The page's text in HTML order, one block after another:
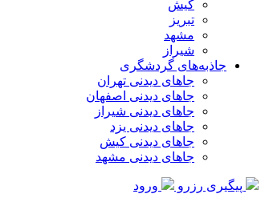
کیش
تبریز
مشهد
شیراز
جاذبه‌های گردشگری
جاهای دیدنی تهران
جاهای دیدنی اصفهان
جاهای دیدنی شیراز
جاهای دیدنی یزد
جاهای دیدنی کیش
جاهای دیدنی مشهد
پیگیری رزرو ورود